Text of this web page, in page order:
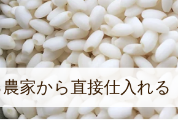
家から直接仕入れる